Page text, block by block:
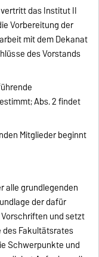
das Institut II
Vorbereitung der
mit dem Dekanat
des Vorstands
Abs. 2 findet
Mitglieder beginnt
alle grundlegenden
der dafür
und setzt
Fakultätsrates
Schwerpunkte und